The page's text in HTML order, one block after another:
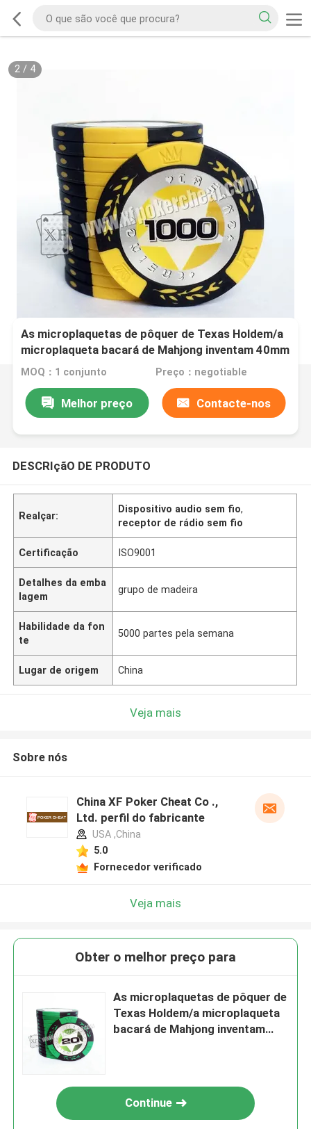
2/ 4
As microplaquetas de pôquer de Texas Holdem/a
microplaqueta bacará de Mahjong inventam 40mm
* 0.3mm
MOQ：1 conjunto Preço：negotiable
Melhor preço Contacte-nos
DESCRIçãO DE PRODUTO
Realçar:
Dispositivo audio sem fio,
receptor de rádio sem fio
Certificação ISO9001
Detalhes da emba
lagem
grupo de madeira
Habilidade da fon
te
5000 partes pela semana
Lugar de origem China
Veja mais
Sobre nós
China XF Poker Cheat Co .,
Ltd. perfil do fabricante
USA ,China
5.0
Fornecedor verificado
Veja mais
Obter o melhor preço para
As microplaquetas de pôquer de
Texas Holdem/a microplaqueta
bacará de Mahjong inventam
Continue